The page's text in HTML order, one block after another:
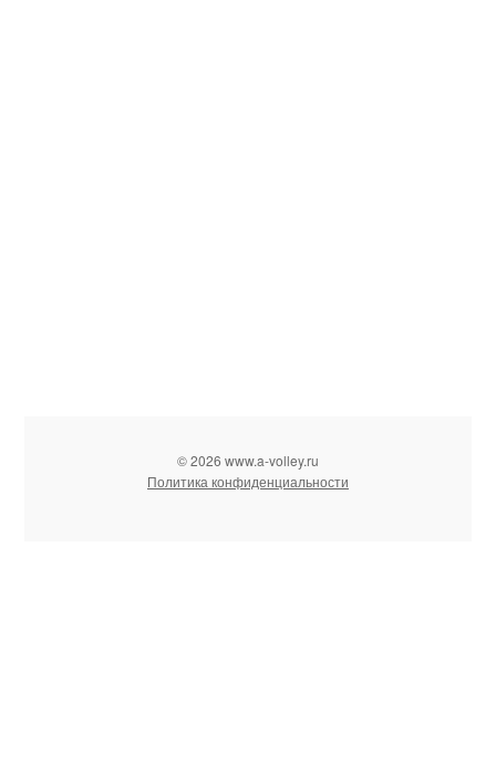
© 2026 www.a-volley.ru
Политика конфиденциальности